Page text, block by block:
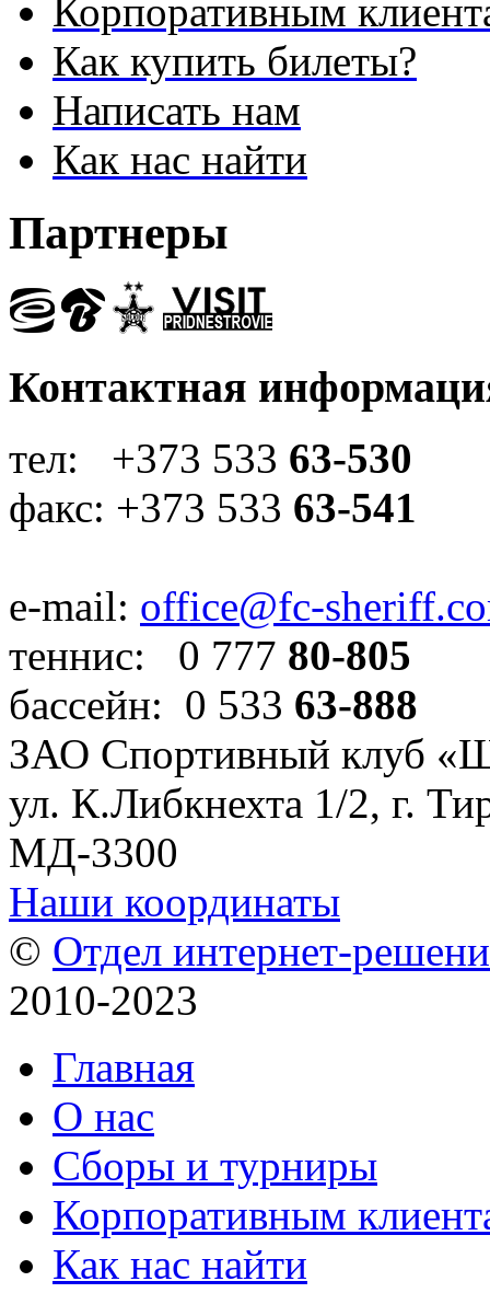
Корпоративным
Как купить билеты?
Написать нам
Как нас найти
Партнеры
Контактная
тел: +373 533 63-530
факс: +373 533 63-541
e-mail: office@fc-
теннис: 0 777 80-805
бассейн: 0 533 63-888
ЗАО Спортивный клуб
ул. К.Либкнехта 1/2, г.
МД-3300
Наши координаты
© Отдел интернет-
2010-2023
Главная
О нас
Сборы и турниры
Корпоративным
Как нас найти